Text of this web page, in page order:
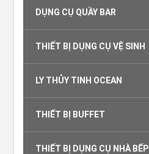
DỤNG CỤ QUẦY BAR
THIẾT BỊ DỤNG CỤ VỆ SINH
LY THỦY TINH OCEAN
THIẾT BỊ BUFFET
THIẾT BỊ DỤNG CỤ NHÀ BẾP